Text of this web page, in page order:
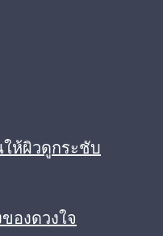
ให้ผิวดูกระชับ
องดวงใจ